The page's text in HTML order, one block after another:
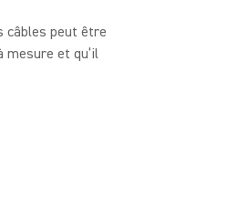
câbles peut être
mesure et qu’il